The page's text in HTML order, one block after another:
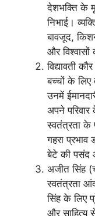
देशभक्ति के
निभाई।
बावजूद,
और विश्वासों
विद्यावती
बच्चों के
उनमें
अपने परिवार
स्वतंत्रता के
गहरा प्रभाव
बेटे की पसंद
अजीत सिंह
स्वतंत्रता
सिंह के लिए
और साहित्य